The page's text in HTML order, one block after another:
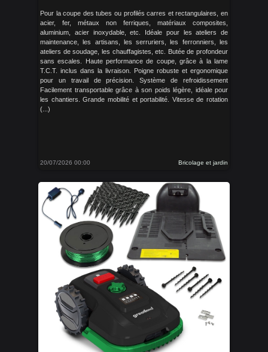
Pour la coupe des tubes ou profilés carres et rectangulaires, en
acier, fer, métaux non ferriques, matériaux composites,
aluminium, acier inoxydable, etc. Idéale pour les ateliers de
maintenance, les artisans, les serruriers, les ferronniers, les
ateliers de soudage, les chauffagistes, etc. Butée de profondeur
sans escales. Haute performance de coupe, grâce à la lame
T.C.T. inclus dans la livraison. Poigne robuste et ergonomique
pour un travail de précision. Système de refroidissement
Facilement transportable grâce à son poids légère, idéale pour
les chantiers. Grande mobilité et portabilité. Vitesse de rotation
(...)
20/07/2026 00:00 Bricolage et jardin